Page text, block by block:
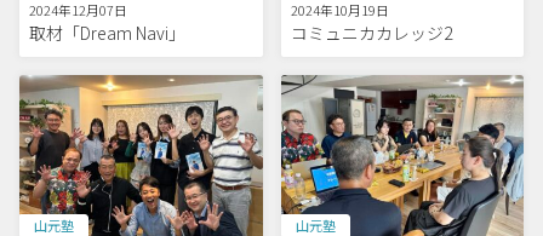
2024年12月07日
取材「Dream Navi」
2024年10月19日
コミュニカカレッジ2
山元塾 山元塾